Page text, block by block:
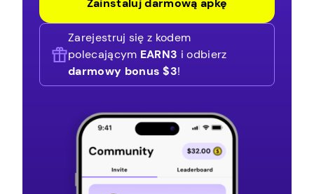
Zainstaluj darmową apkę
Zarejestruj się z kodem
polecającym EARN3 i odbierz
darmowy bonus $3!